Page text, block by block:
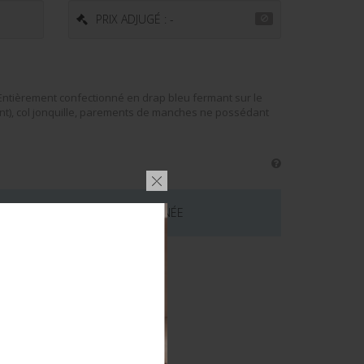
PRIX ADJUGÉ : -
confectionné en drap bleu fermant sur le
col jonquille, parements de manches ne possédant
LOT EST MAINTENANT TERMINÉE